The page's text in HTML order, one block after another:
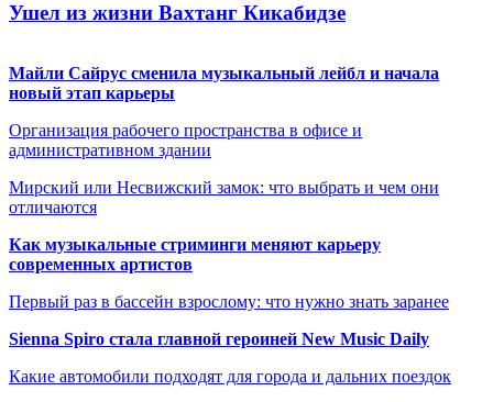
Ушел из жизни Вахтанг Кикабидзе
Майли Сайрус сменила музыкальный лейбл и начала
новый этап карьеры
Организация рабочего пространства в офисе и
административном здании
Мирский или Несвижский замок: что выбрать и чем они
отличаются
Как музыкальные стриминги меняют карьеру
современных артистов
Первый раз в бассейн взрослому: что нужно знать заранее
Sienna Spiro стала главной героиней New Music Daily
Какие автомобили подходят для города и дальних поездок